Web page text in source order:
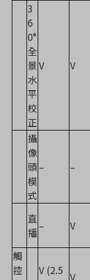
3
6
0°
全
景
水
平
校
正
V V
攝
像
頭
模
式
– –
直
播– V
觸
控
V (2.5 V